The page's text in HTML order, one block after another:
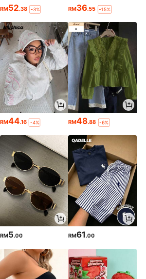
RM52.38 -3% RM36.55 -15%
RM44.16 -4% RM48.88 -6%
RM5.00 RM61.00